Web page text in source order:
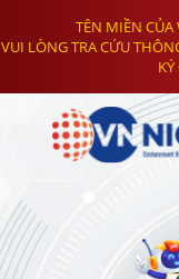
TÊN MIỀN CỦA
VUI LÒNG TRA CỨU